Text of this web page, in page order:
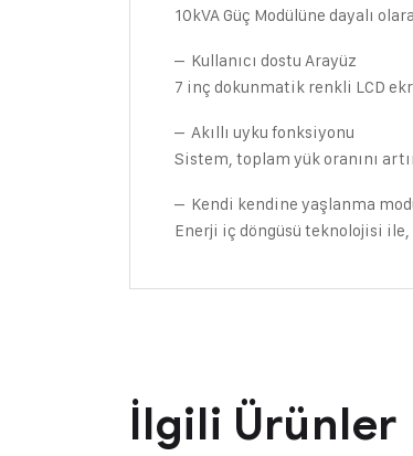
10kVA Güç Modülüne dayalı
– Kullanıcı dostu Arayüz
7 inç dokunmatik renkli LCD
– Akıllı uyku fonksiyonu
Sistem, toplam yük oranını
– Kendi kendine yaşlanma
Enerji iç döngüsü teknolojisi
İlgili Ürünler